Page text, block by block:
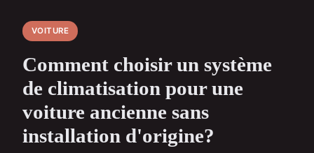
VOITURE
Comment choisir un système
de climatisation pour une
voiture ancienne sans
installation d'origine?